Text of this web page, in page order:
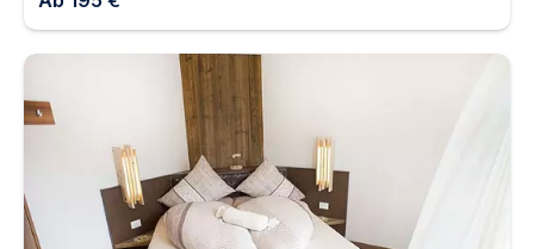
Prünsterhof in Schenna bei Meran | Unterkunft in